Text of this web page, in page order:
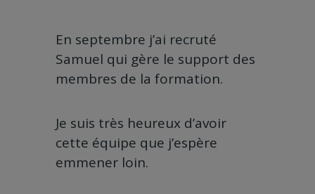
En septembre j’ai recruté
Samuel qui gère le support des
membres de la formation.
Je suis très heureux d’avoir
cette équipe que j’espère
emmener loin.